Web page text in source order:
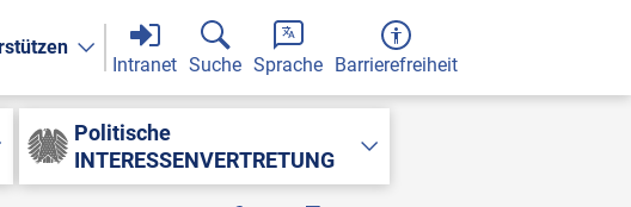
Intranet Suche Sprache Barrierefreiheit
Politische
INTERESSENVERTRETUNG